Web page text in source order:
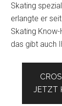
Skating
erlangte er
Skating
das gibt auch
JETZT